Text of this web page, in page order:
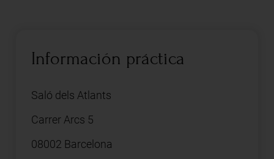
Información práctica
Saló dels Atlants
Carrer Arcs 5
08002 Barcelona